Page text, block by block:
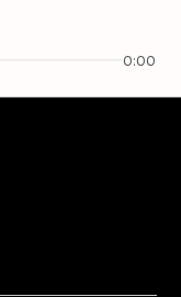
0:00